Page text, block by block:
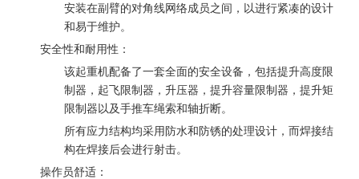
安装在副臂的对角线网络成员之间，以进行紧凑的设计
和易于维护。
安全性和耐用性：
该起重机配备了一套全面的安全设备，包括提升高度限
制器，起飞限制器，升压器，提升容量限制器，提升矩
限制器以及手推车绳索和轴折断。
所有应力结构均采用防水和防锈的处理设计，而焊接结
构在焊接后会进行射击。
操作员舒适：